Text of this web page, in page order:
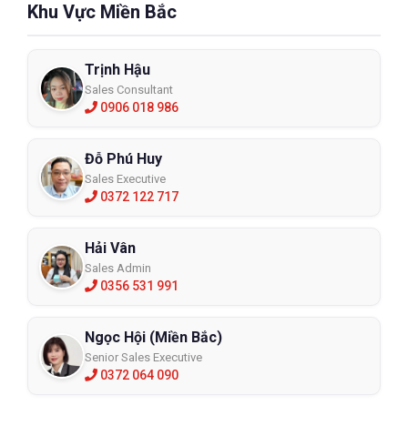
Khu Vực Miền Bắc
Trịnh Hậu
Sales Consultant
0906 018 986
Đỗ Phú Huy
Sales Executive
0372 122 717
Hải Vân
Sales Admin
0356 531 991
Ngọc Hội (Miền Bắc)
Senior Sales Executive
0372 064 090